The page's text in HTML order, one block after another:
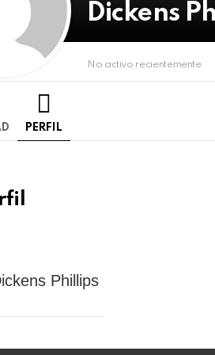
Dickens
No activo recientemente
PERFIL
Phillips
06
de
agosto